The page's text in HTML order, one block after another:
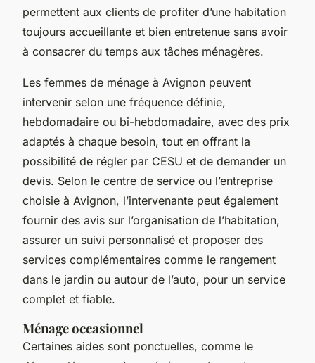
permettent aux clients de profiter d’une habitation
toujours accueillante et bien entretenue sans avoir
à consacrer du temps aux tâches ménagères.
Les femmes de ménage à Avignon peuvent
intervenir selon une fréquence définie,
hebdomadaire ou bi-hebdomadaire, avec des prix
adaptés à chaque besoin, tout en offrant la
possibilité de régler par CESU et de demander un
devis. Selon le centre de service ou l’entreprise
choisie à Avignon, l’intervenante peut également
fournir des avis sur l’organisation de l’habitation,
assurer un suivi personnalisé et proposer des
services complémentaires comme le rangement
dans le jardin ou autour de l’auto, pour un service
complet et fiable.
Ménage occasionnel
Certaines aides sont ponctuelles, comme le